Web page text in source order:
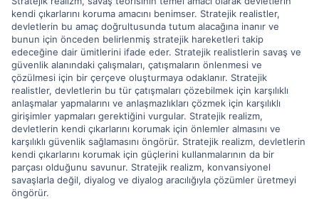
kendi çıkarlarını koruma amacını benimser. Stratejik realistler,
devletlerin bu amaç doğrultusunda tutum alacağına inanır ve
bunun için önceden belirlenmiş stratejik hareketleri takip
edeceğine dair ümitlerini ifade eder. Stratejik realistlerin savaş ve
güvenlik alanındaki çalışmaları, çatışmaların önlenmesi ve
çözülmesi için bir çerçeve oluşturmaya odaklanır. Stratejik
realistler, devletlerin bu tür çatışmaları çözebilmek için karşılıklı
anlaşmalar yapmalarını ve anlaşmazlıkları çözmek için karşılıklı
girişimler yapmaları gerektiğini vurgular. Stratejik realizm,
devletlerin kendi çıkarlarını korumak için önlemler almasını ve
karşılıklı güvenlik sağlamasını öngörür. Stratejik realizm, devletlerin
kendi çıkarlarını korumak için güçlerini kullanmalarının da bir
parçası olduğunu savunur. Stratejik realizm, konvansiyonel
savaşlarla değil, diyalog ve diyalog aracılığıyla çözümler üretmeyi
öngörür.